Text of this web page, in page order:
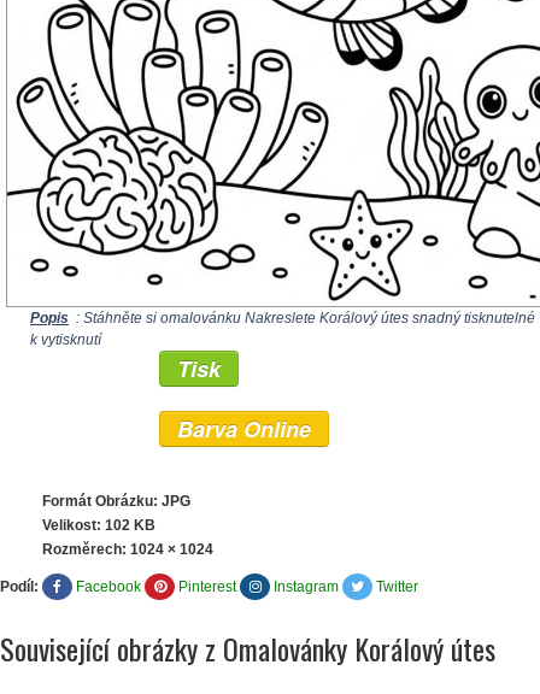
Popis : Stáhněte si omalovánku Nakreslete Korálový útes snadný tisknutelné
k vytisknutí
Tisk
Barva Online
Formát Obrázku: JPG
Velikost: 102 KB
Rozměrech: 1024 × 1024
Podíl: Facebook Pinterest Instagram Twitter
Související obrázky z Omalovánky Korálový útes